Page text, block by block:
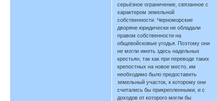
серьёзное ограничение, связанное с
характером земельной
собственности. Черноморские
дворяне юридически не обладали
правом собственности на
общевойсковые угодья. Поэтому они
не могли иметь здесь надельных
крестьян, так как при переводе таких
крепостных на новое место, им
необходимо было предоставить
земельный участок, к которому они
считались бы прикрепленными, и с
доходов от которого могли бы